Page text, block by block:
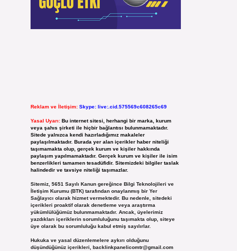
Reklam ve İletişim: Skype: live:.cid.575569c608265c69
Yasal Uyarı: Bu internet sitesi, herhangi bir marka, kurum
veya şahıs şirketi ile hiçbir bağlantısı bulunmamaktadır.
Sitede yalnızca kendi hazırladığımız makaleler
paylaşılmaktadır. Burada yer alan içerikler haber niteliği
taşımamakta olup, gerçek kurum ve kişiler hakkında
paylaşım yapılmamaktadır. Gerçek kurum ve kişiler ile isim
benzerlikleri tamamen tesadüfidir. Sitemizdeki bilgiler taslak
halindedir ve tavsiye niteliği taşımazlar.
Sitemiz, 5651 Sayılı Kanun gereğince Bilgi Teknolojileri ve
İletişim Kurumu (BTK) tarafından onaylanmış bir Yer
Sağlayıcı olarak hizmet vermektedir. Bu nedenle, sitedeki
içerikleri proaktif olarak denetleme veya araştırma
yükümlülüğümüz bulunmamaktadır. Ancak, üyelerimiz
yazdıkları içeriklerin sorumluluğunu taşımakta olup, siteye
üye olarak bu sorumluluğu kabul etmiş sayılırlar.
Hukuka ve yasal düzenlemelere aykırı olduğunu
düşündüğünüz içerikleri, backlinkpanelicomtr@gmail.com